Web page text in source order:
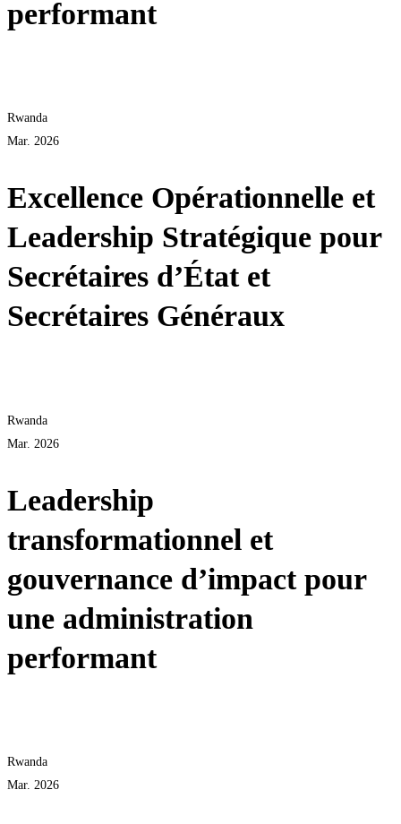
performant
Rwanda
Mar. 2026
Excellence Opérationnelle et
Leadership Stratégique pour
Secrétaires d’État et
Secrétaires Généraux
Rwanda
Mar. 2026
Leadership
transformationnel et
gouvernance d’impact pour
une administration
performant
Rwanda
Mar. 2026